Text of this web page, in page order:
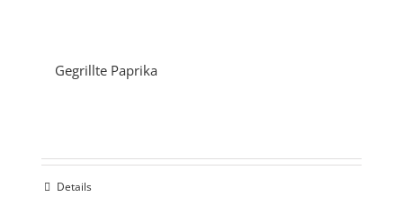
Gegrillte Paprika
Details